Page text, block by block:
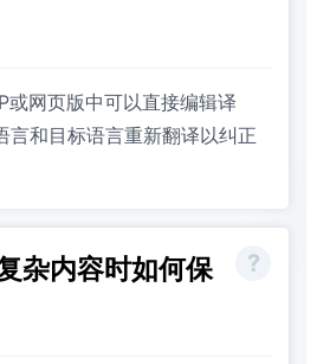
或网页版中可以直接编辑译
言和目标语言重新翻译以纠正
杂内容时如何保